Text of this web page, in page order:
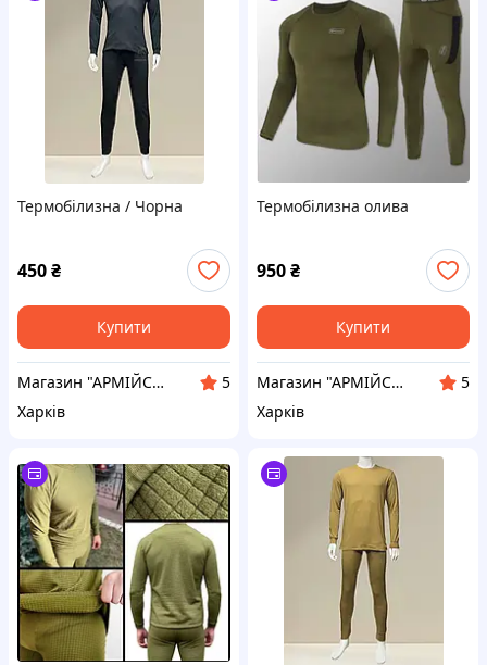
Термобілизна / Чорна
450₴
Купити
Магазин "АРМІЙСЬКИЙ"
5
Харків
Термобілизна олива
950₴
Купити
Магазин "АРМІЙСЬКИЙ"
5
Харків